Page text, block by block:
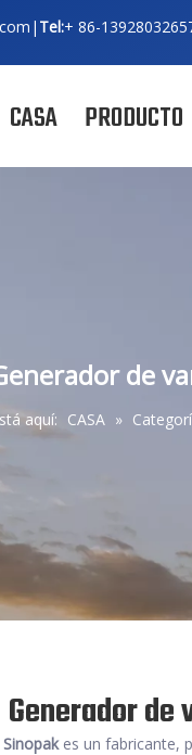
| Tel:+ 86-
CASA PRODUCTO
de
aquí: CASA »
Generador
Sinopakes un fabricante,